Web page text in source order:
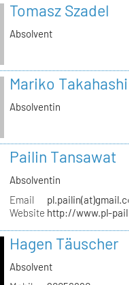
Tomasz Szadel
Absolvent
Mariko Takahashi
Absolventin
Pailin Tansawat
Absolventin
Email
Website http://www.pl-
Hagen Täuscher
Absolvent